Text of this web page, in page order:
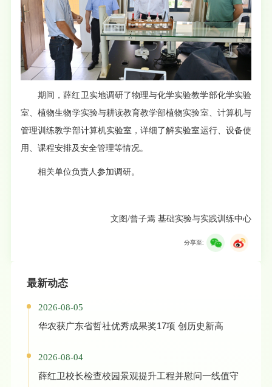
期间，薛红卫实地调研了物理与化学实验教学部化学实验
室、植物生物学实验与耕读教育教学部植物实验室、计算机与
管理训练教学部计算机实验室，详细了解实验室运行、设备使
用、课程安排及安全管理等情况。
相关单位负责人参加调研。
文图/曾子焉 基础实验与实践训练中心
分享至:
最新动态
2026-08-05
华农获广东省哲社优秀成果奖17项 创历史新高
2026-08-04
薛红卫校长检查校园景观提升工程并慰问一线值守